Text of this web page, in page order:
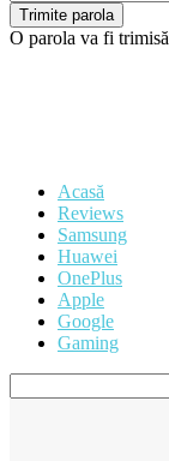
O parola va fi
Acasă
Reviews
Samsung
Huawei
OnePlus
Apple
Google
Gaming